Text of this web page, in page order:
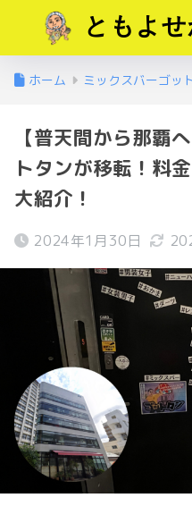
ともよ
ホーム ミックスバーゴッ
【普天間から那覇
トタンが移転！料
大紹介！
2024年1月30日